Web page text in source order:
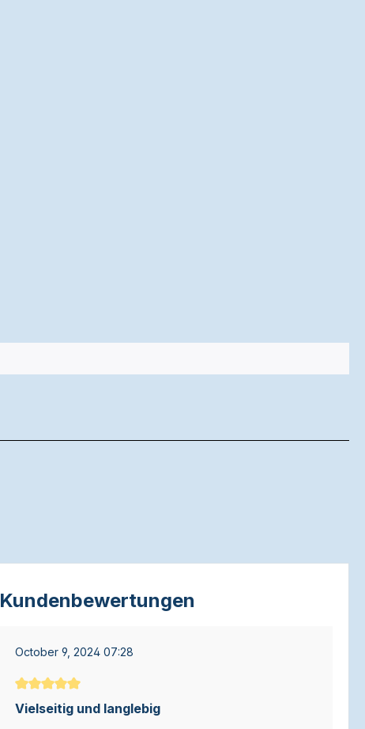
Kundenbewertungen
October 9, 2024 07:28
Durchschnittliche Bewertung von 5 von 5 Sternen
Vielseitig und langlebig